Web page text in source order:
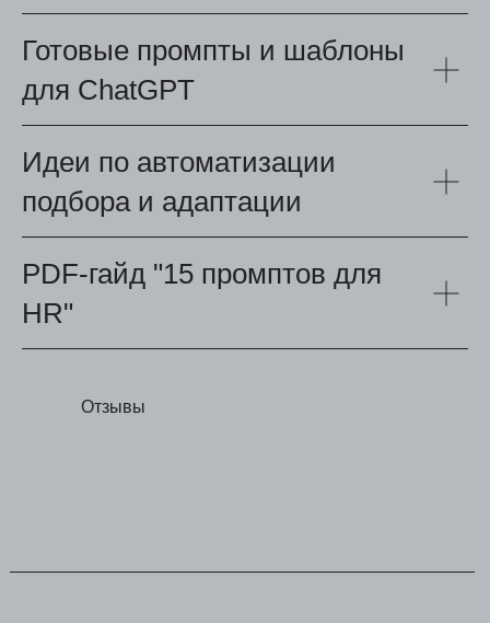
Готовые промпты и шаблоны
для ChatGPT
Идеи по автоматизации
подбора и адаптации
PDF-гайд "15 промптов для
HR"
Отзывы